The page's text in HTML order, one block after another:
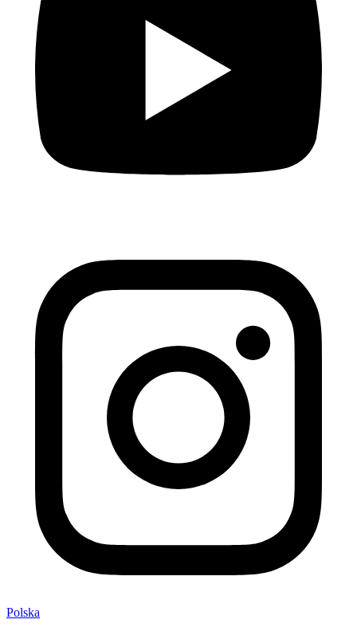
Polska